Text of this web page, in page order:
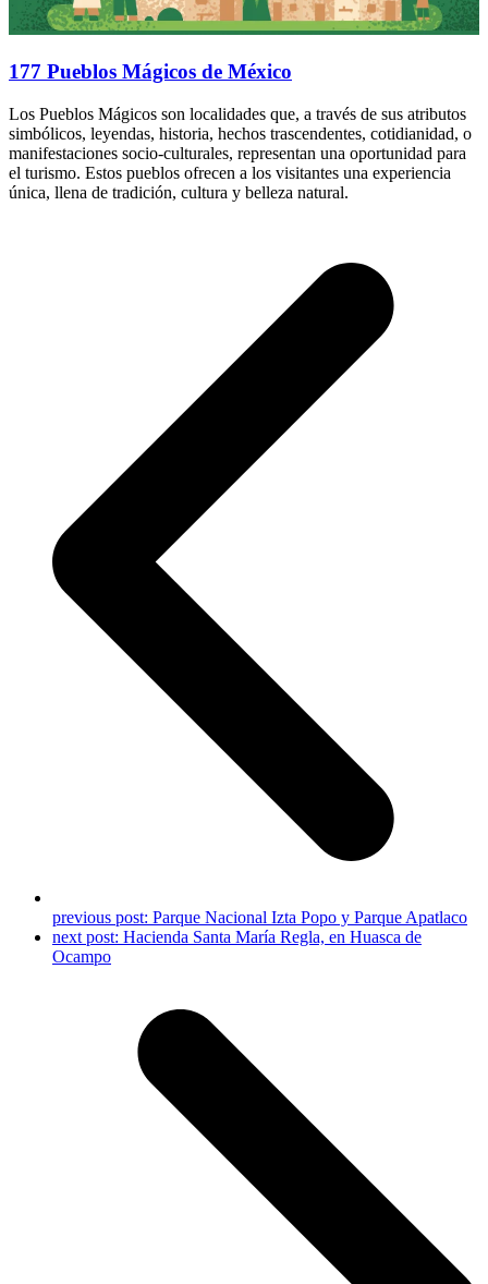
177 Pueblos Mágicos de México
Los Pueblos Mágicos son localidades que, a través de sus atributos
simbólicos, leyendas, historia, hechos trascendentes, cotidianidad, o
manifestaciones socio-culturales, representan una oportunidad para
el turismo. Estos pueblos ofrecen a los visitantes una experiencia
única, llena de tradición, cultura y belleza natural.
previous post: Parque Nacional Izta Popo y Parque Apatlaco
next post: Hacienda Santa María Regla, en Huasca de
Ocampo